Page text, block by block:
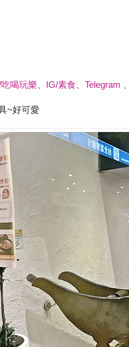
喝玩樂 IG/素食 Telegram
~好可愛